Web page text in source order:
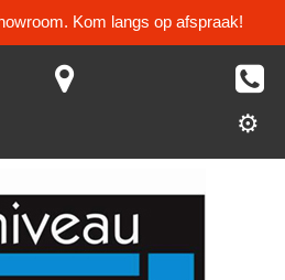
Kom langs op afspraak!